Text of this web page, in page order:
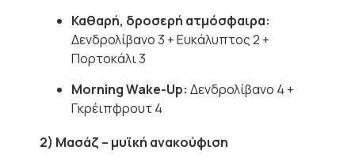
Καθαρή, δροσερή ατμόσφαιρα:
Δενδρολίβανο 3 + Ευκάλυπτος 2 +
Πορτοκάλι 3
Morning Wake-Up: Δενδρολίβανο 4 +
Γκρέιπφρουτ 4
2) Μασάζ – μυϊκή ανακούφιση